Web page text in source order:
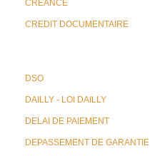
CREANCE
CREDIT DOCUMENTAIRE
DSO
DAILLY - LOI DAILLY
DELAI DE PAIEMENT
DEPASSEMENT DE GARANTIE